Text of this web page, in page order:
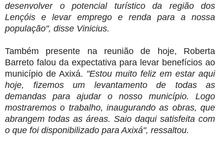
desenvolver o potencial turístico da região dos
Lençóis e levar emprego e renda para a nossa
população", disse Vinicius.
Também presente na reunião de hoje, Roberta
Barreto falou da expectativa para levar benefícios ao
município de Axixá. "Estou muito feliz em estar aqui
hoje, fizemos um levantamento de todas as
demandas para ajudar o nosso município. Logo
mostraremos o trabalho, inaugurando as obras, que
abrangem todas as áreas. Saio daqui satisfeita com
o que foi disponibilizado para Axixá", ressaltou.